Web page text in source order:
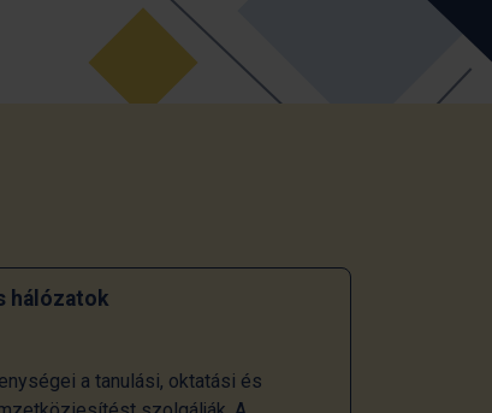
hálózatok
a tanulási, oktatási és